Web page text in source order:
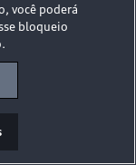
você poderá
bloqueio